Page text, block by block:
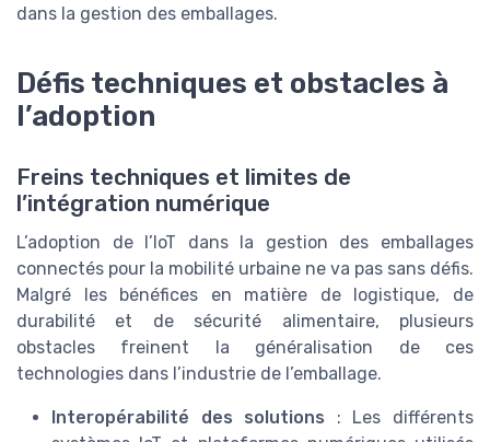
dans la gestion des emballages.
Défis techniques et obstacles à
l’adoption
Freins techniques et limites de
l’intégration numérique
L’adoption de l’IoT dans la gestion des emballages
connectés pour la mobilité urbaine ne va pas sans défis.
Malgré les bénéfices en matière de logistique, de
durabilité et de sécurité alimentaire, plusieurs
obstacles freinent la généralisation de ces
technologies dans l’industrie de l’emballage.
Interopérabilité des solutions : Les différents